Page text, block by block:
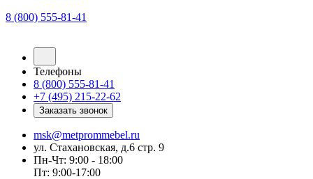
8 (800) 555-81-41
Телефоны
8 (800) 555-81-41
+7 (495) 215-22-62
Заказать звонок
msk@metprommebel.ru
ул. Стахановская, д.6 стр. 9
Пн-Чт: 9:00 - 18:00
Пт: 9:00-17:00